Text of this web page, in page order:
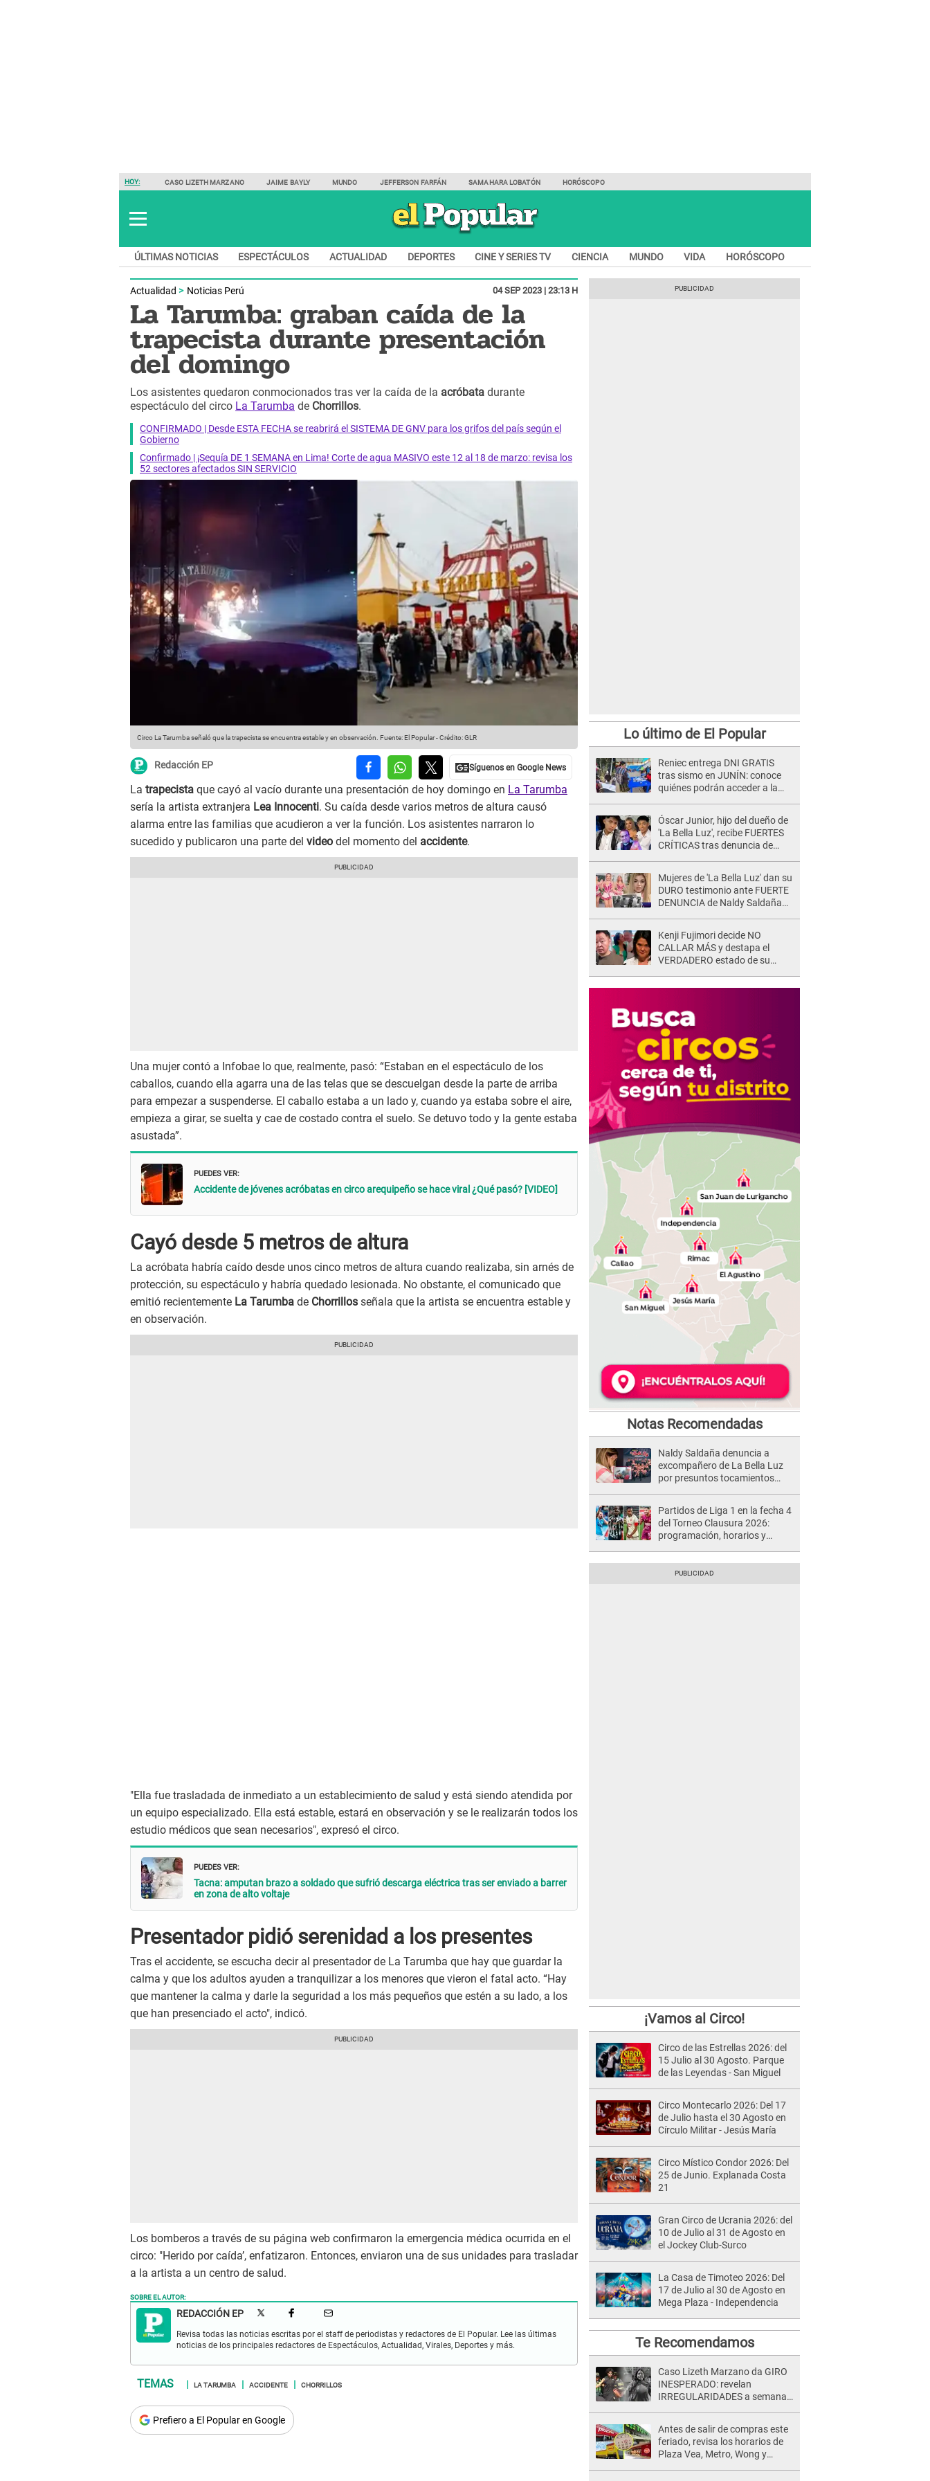
HOY: CASO LIZETH MARZANO JAIME BAYLY MUNDO JEFFERSON FARFÁN SAMAHARA LOBATÓN HORÓSCOPO
ÚLTIMAS NOTICIAS ESPECTÁCULOS ACTUALIDAD DEPORTES CINE Y SERIES TV CIENCIA MUNDO VIDA HORÓSCOPO
Actualidad Noticias Perú 04 SEP 2023 | 23:13 H
La Tarumba: graban caída de la
trapecista durante presentación
del domingo
Los asistentes quedaron conmocionados tras ver la caída de la acróbata durante
espectáculo del circo La Tarumba de Chorrillos.
CONFIRMADO | Desde ESTA FECHA se reabrirá el SISTEMA DE GNV para los grifos del país según el
Gobierno
Confirmado | ¡Sequía DE 1 SEMANA en Lima! Corte de agua MASIVO este 12 al 18 de marzo: revisa los
52 sectores afectados SIN SERVICIO
Circo La Tarumba señaló que la trapecista se encuentra estable y en observación. Fuente: El Popular-Crédito: GLR
Redacción EP
La trapecista que cayó al vacío durante una presentación de hoy domingo en La Tarumba
sería la artista extranjera Lea Innocenti. Su caída desde varios metros de altura causó
alarma entre las familias que acudieron a ver la función. Los asistentes narraron lo
sucedido y publicaron una parte del video del momento del accidente.
Una mujer contó a Infobae lo que, realmente, pasó: “Estaban en el espectáculo de los
caballos, cuando ella agarra una de las telas que se descuelgan desde la parte de arriba
para empezar a suspenderse. El caballo estaba a un lado y, cuando ya estaba sobre el aire,
empieza a girar, se suelta y cae de costado contra el suelo. Se detuvo todo y la gente estaba
asustada”.
PUEDES VER:
Accidente de jóvenes acróbatas en circo arequipeño se hace viral ¿Qué pasó? [VIDEO]
Cayó desde 5 metros de altura
La acróbata habría caído desde unos cinco metros de altura cuando realizaba, sin arnés de
protección, su espectáculo y habría quedado lesionada. No obstante, el comunicado que
emitió recientemente La Tarumba de Chorrillos señala que la artista se encuentra estable y
en observación.
"Ella fue trasladada de inmediato a un establecimiento de salud y está siendo atendida por
un equipo especializado. Ella está estable, estará en observación y se le realizarán todos los
estudio médicos que sean necesarios", expresó el circo.
PUEDES VER:
Tacna: amputan brazo a soldado que sufrió descarga eléctrica tras ser enviado a barrer
en zona de alto voltaje
Presentador pidió serenidad a los presentes
Tras el accidente, se escucha decir al presentador de La Tarumba que hay que guardar la
calma y que los adultos ayuden a tranquilizar a los menores que vieron el fatal acto. “Hay
que mantener la calma y darle la seguridad a los más pequeños que estén a su lado, a los
que han presenciado el acto", indicó.
Los bomberos a través de su página web confirmaron la emergencia médica ocurrida en el
circo: "Herido por caída’, enfatizaron. Entonces, enviaron una de sus unidades para trasladar
a la artista a un centro de salud.
SOBRE EL AUTOR:
REDACCIÓN EP
Revisa todas las noticias escritas por el staff de periodistas y redactores de El Popular. Lee las últimas
noticias de los principales redactores de Espectáculos, Actualidad, Virales, Deportes y más.
LA TARUMBA ACCIDENTE CHORRILLOS
Prefiero a El Popular en Google
Lo último de El Popular
Reniec entrega DNI GRATIS
tras sismo en JUNÍN: conoce
quiénes podrán acceder a la
Óscar Junior, hijo del dueño de
'La Bella Luz', recibe FUERTES
CRÍTICAS tras denuncia de
Mujeres de 'La Bella Luz' dan su
DURO testimonio ante FUERTE
DENUNCIA de Naldy Saldaña
Kenji Fujimori decide NO
CALLAR MÁS y destapa el
VERDADERO estado de su
Notas Recomendadas
Naldy Saldaña denuncia a
excompañero de La Bella Luz
por presuntos tocamientos
Partidos de Liga 1 en la fecha 4
del Torneo Clausura 2026:
programación, horarios y
¡Vamos al Circo!
Circo de las Estrellas 2026: del
15 Julio al 30 Agosto. Parque
de las Leyendas - San Miguel
Circo Montecarlo 2026: Del 17
de Julio hasta el 30 Agosto en
Círculo Militar - Jesús María
Circo Místico Condor 2026: Del
25 de Junio. Explanada Costa
21
Gran Circo de Ucrania 2026: del
10 de Julio al 31 de Agosto en
el Jockey Club-Surco
La Casa de Timoteo 2026: Del
17 de Julio al 30 de Agosto en
Mega Plaza - Independencia
Te Recomendamos
Caso Lizeth Marzano da GIRO
INESPERADO: revelan
IRREGULARIDADES a semanas
Antes de salir de compras este
feriado, revisa los horarios de
Plaza Vea, Metro, Wong y